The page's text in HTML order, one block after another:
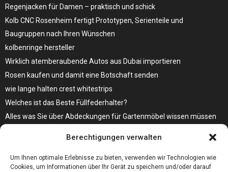
Berechtigungen verwalten
Um Ihnen optimale Erlebnisse zu bieten, verwenden wir Technologien wie
Cookies, um Informationen über Ihr Gerät zu speichern und/oder darauf
Regenjacken für Damen – praktisch und schick
Kolb CNC Rosenheim fertigt Prototypen, Serienteile und
Baugruppen nach Ihren Wünschen
kolbenringe hersteller
Wirklich atemberaubende Autos aus Dubai importieren
Rosen kaufen und damit eine Botschaft senden
wie lange halten crest whitestrips
Welches ist das Beste Füllfederhalter?
Alles was Sie über Abdeckungen für Gartenmöbel wissen müssen
Bare Metal Server?